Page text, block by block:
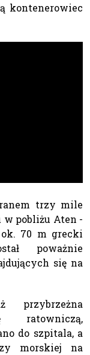
kontenerowiec
trzy mile
w pobliżu Aten -
ok. 70 m grecki
poważnie
się na
ratowniczą,
do szpitala, a
morskiej na